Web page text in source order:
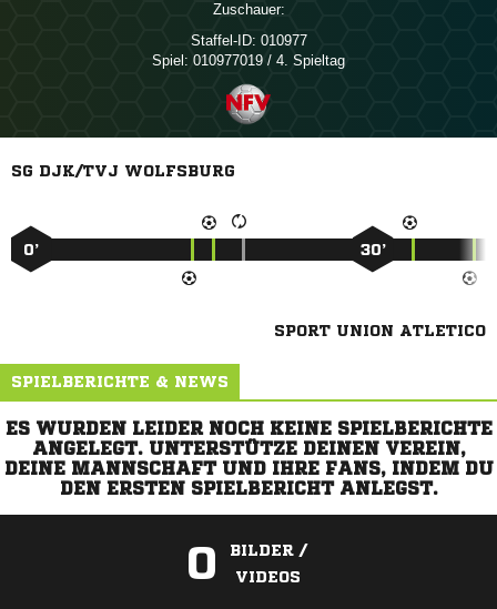
Zuschauer:
Staffel-ID: 010977
Spiel: 010977019 / 4. Spieltag
SG DJK/TVJ WOLFSBURG
0’ 30’
SPORT UNION ATLETICO
SPIELBERICHTE & NEWS
ES WURDEN LEIDER NOCH KEINE SPIELBERICHTE
ANGELEGT. UNTERSTÜTZE DEINEN VEREIN,
DEINE MANNSCHAFT UND IHRE FANS, INDEM DU
DEN ERSTEN SPIELBERICHT ANLEGST.
0
BILDER /
VIDEOS